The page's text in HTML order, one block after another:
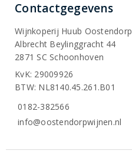
Contactgegevens
Wijnkoperij Huub Oostendorp
Albrecht Beylinggracht 44
2871 SC Schoonhoven
KvK: 29009926
BTW: NL8140.45.261.B01
0182-382566
info@oostendorpwijnen.nl